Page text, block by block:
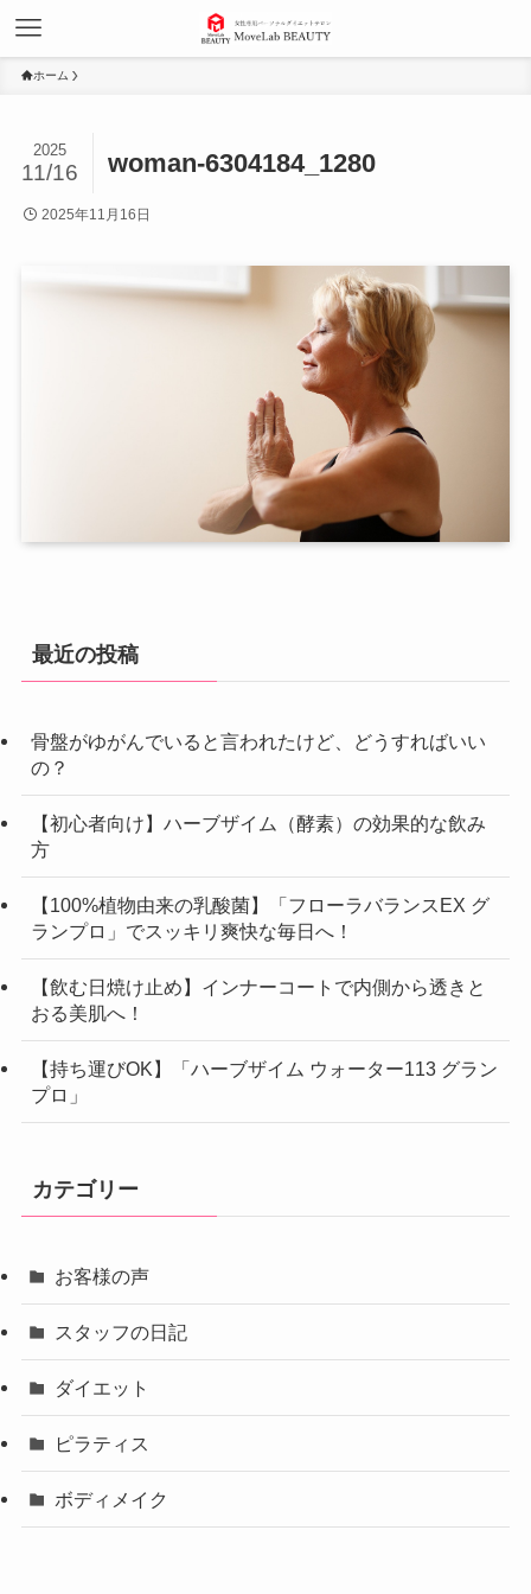
ホーム
woman-6304184_1280
2025
11/16
2025年11月16日
最近の投稿
骨盤がゆがんでいると言われたけど、どうすればいい
の？
【初心者向け】ハーブザイム（酵素）の効果的な飲み
方
【100%植物由来の乳酸菌】「フローラバランスEX グ
ランプロ」でスッキリ爽快な毎日へ！
【飲む日焼け止め】インナーコートで内側から透きと
おる美肌へ！
【持ち運びOK】「ハーブザイム ウォーター113 グラン
プロ」
カテゴリー
お客様の声
スタッフの日記
ダイエット
ピラティス
ボディメイク